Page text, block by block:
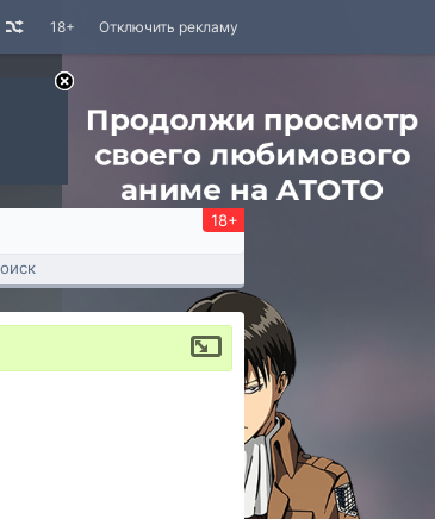
Отключить рекламу
18+
18+